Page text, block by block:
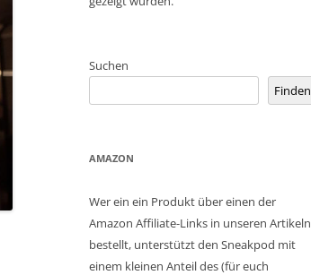
Suchen
Finden
AMAZON
Wer ein ein Produkt über einen der
Amazon Affiliate-Links in unseren Artikeln
bestellt, unterstützt den Sneakpod mit
einem kleinen Anteil des (für euch